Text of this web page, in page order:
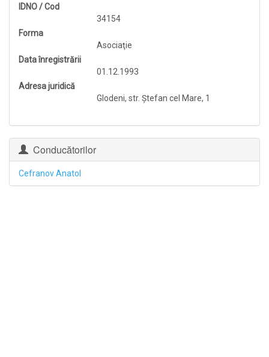
IDNO / Cod
34154
Forma
Asociaţie
Data înregistrării
01.12.1993
Adresa juridică
Glodeni, str. Ştefan cel Mare, 1
Conducătorilor
Cefranov Anatol